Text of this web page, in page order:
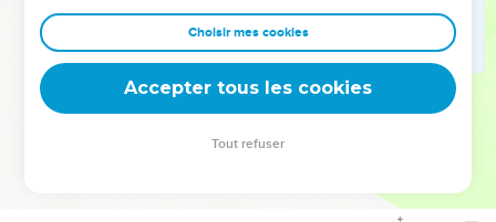
aiguillon.
Et il arriva que, le jour du combat, il ne se trouva ni épée
ni lance dans la main de tout le peuple qui était avec Saül et
avec Jonathan ; il ne s'en trouvait que chez Saül et chez
Choisir mes cookies
Accepter tous les cookies
Tout refuser